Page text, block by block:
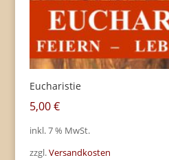
Eucharistie
5,00€
inkl. 7 % MwSt.
zzgl.Versandkosten